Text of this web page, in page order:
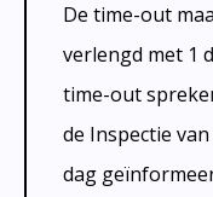
De time-out
verlengd met 1
time-out
de Inspectie
dag